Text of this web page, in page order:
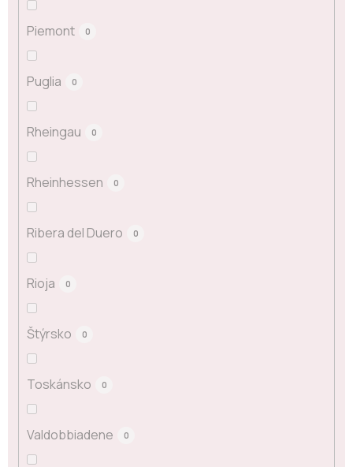
Piemont 0
Puglia 0
Rheingau 0
Rheinhessen 0
Ribera del Duero 0
Rioja 0
Štýrsko 0
Toskánsko 0
Valdobbiadene 0